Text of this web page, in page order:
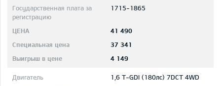
1715-1865
41 490
37 341
4 149
1,6 T-GDI (180лс) 7DCT 4WD